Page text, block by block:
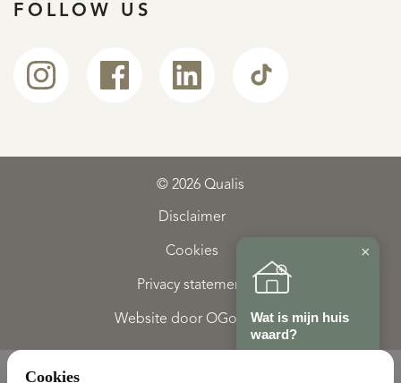
FOLLOW US
© 2026 Qualis
Disclaimer
Cookies
Privacy statement
Website door OGonline
×
Wat is mijn huis
waard?
Cookies